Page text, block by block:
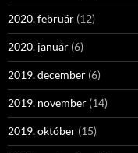
2020. február (12)
2020. január (6)
2019. december (6)
2019. november (14)
2019. október (15)